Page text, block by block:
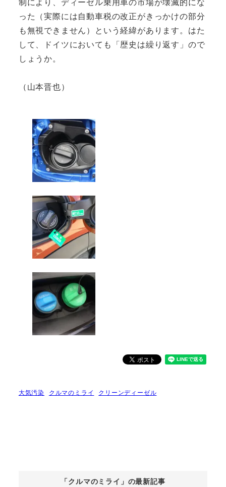
った（実際には自動車税の改正がきっかけの部分
も無視できません）という経緯があります。はた
して、ドイツにおいても「歴史は繰り返す」ので
しょうか。
（山本晋也）
大気汚染 クルマのミライ クリーンディーゼル
「クルマのミライ」の最新記事